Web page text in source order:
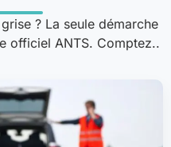
? La seule démarche
officiel ANTS. Comptez..